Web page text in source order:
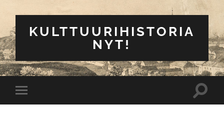
KULTTUURIHISTORIA
NYT!
Toggle
mobile
Toggle